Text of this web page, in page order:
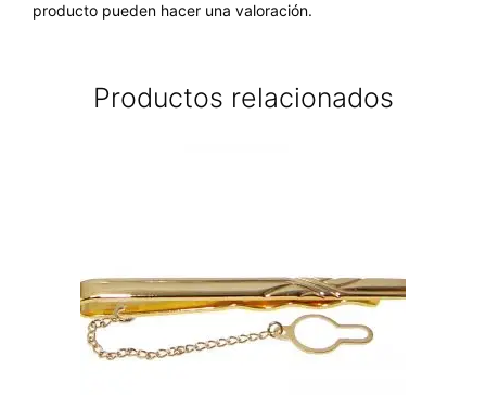
producto pueden hacer una valoración.
Productos relacionados